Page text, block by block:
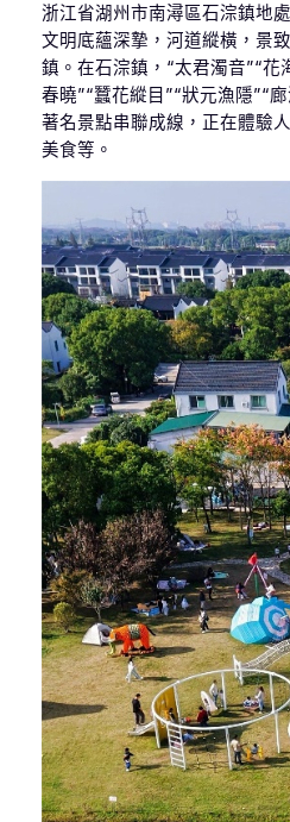
浙江省湖州市南潯區石淙鎮地
文明底蘊深摯，河道縱橫，景
鎮。在石淙鎮，“太君濁音”“花
春曉”“蠶花縱目”“狀元漁隱”“
著名景點串聯成線，正在體驗
美食等。